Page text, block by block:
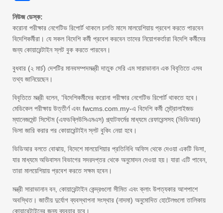
নিউজ ডেস্ক:
করোনা পরীক্ষার নেগেটিভ রিপোর্ট থাকলে চলতি মাসে মালয়েশিয়ায় প্রবেশ করতে পারবেন
বিদেশিকর্মীরা। যে সকল বিদেশি কর্মী প্রবেশ করবেন তাদের নিয়োগকর্তারা বিদেশি কর্মীদের
জন্য কোয়ারেন্টাইন স্লট বুক করতে পারবেন।
বুধবার (২ মার্চ) দেশটির মানবসম্পদমন্ত্রী দাতুক সেরি এম সারাভানান এক বিবৃতিতে এসব
তথ্য জানিয়েছেন।
বিবৃতিতে মন্ত্রী বলেন, ‘বিদেশিকর্মীদের করোনা পরীক্ষার নেগেটিভ রিপোর্ট থাকতে হবে।
মেডিকেল পরীক্ষায় উত্তীর্ণ এবং fwcms.com.my-এ বিদেশি কর্মী সেন্ট্রালাইজড
ম্যানেজমেন্ট সিস্টেম (এফডব্লিউসিএমএস) প্ল্যাটফর্মের মাধ্যমে রেফারেন্সসহ (ভিডিআর)
ভিসা জারি করার পর কোয়ারেন্টাইন স্লট বুকিং নেয়া হবে।
ভিডিআর বলতে বোঝায়, বিদেশে মালয়েশিয়ার প্রতিনিধি অফিস থেকে দেওয়া একটি ভিসা,
যার মাধ্যমে অভিবাসন বিভাগের সদরদপ্তর থেকে অনুমোদন দেওয়া হয়। যারা এটি পাবেন,
তারা মালয়েশিয়ায় প্রবেশ করতে সক্ষম হবেন।
মন্ত্রী সারাভানান বন, কোয়ারেন্টাইন কেন্দ্রগুলো সীমিত এবং ক্লাং উপত্যকার আশপাশে
অবস্থিত। জাতীয় দুর্যোগ ব্যবস্থাপনা সংস্থার (নাদমা) অনুমোদিত হোটেলগুলো তালিকায়
কোয়ারেন্টাইনের জন্য ব্যবহার হবে।